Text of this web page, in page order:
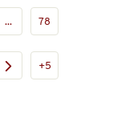
... 78
+5